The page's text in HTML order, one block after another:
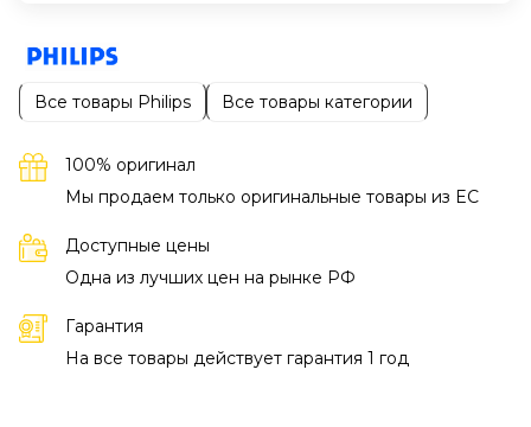
Все товары Philips Все товары категории
100% оригинал
Мы продаем только оригинальные товары из EC
Доступные цены
Одна из лучших цен на рынке РФ
Гарантия
На все товары действует гарантия 1 год